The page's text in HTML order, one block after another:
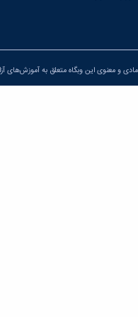
و معنوی این وبگاه متعلق به آموزش‌های